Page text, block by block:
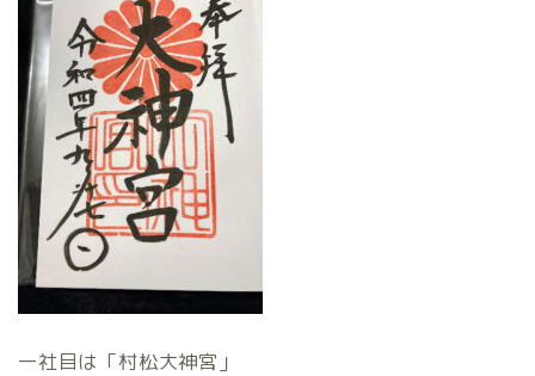
一社目は「村松大神宮」